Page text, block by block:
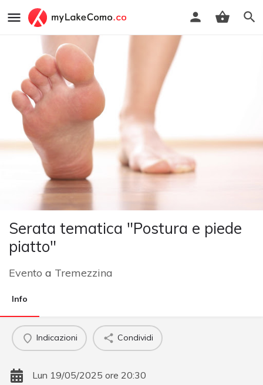
Serata tematica "Postura e piede
piatto"
Evento a Tremezzina
Info
Indicazioni Condividi
Lun 19/05/2025 ore 20:30